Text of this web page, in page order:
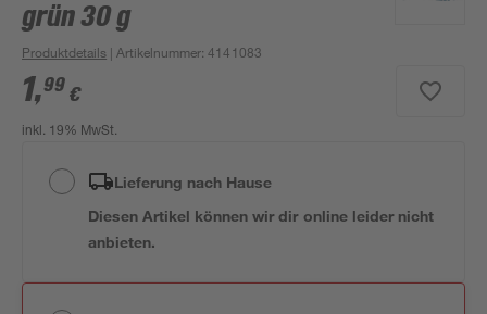
grün 30 g
Produktdetails | Artikelnummer:4141083
1,99 €
inkl. 19% MwSt.
Lieferung nach Hause
Diesen Artikel können wir dir online leider nicht
anbieten.